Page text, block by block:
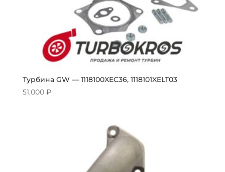
Турбина GW — 1118100XEC36, 1118101XELT03
51,000 ₽